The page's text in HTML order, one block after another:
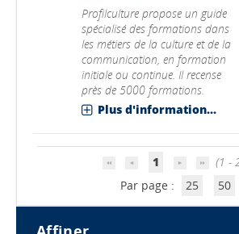
Profilculture propose un guide
spécialisé des formations dans
les métiers de la culture et de la
communication, en formation
initiale ou continue. Il recense
près de 5000 formations.
Plus d'information...
1
(1 -
Par page :
25 50